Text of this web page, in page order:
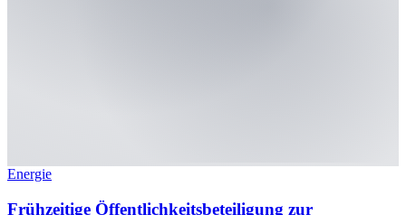
Energie
Frühzeitige Öffentlichkeitsbeteiligung zur